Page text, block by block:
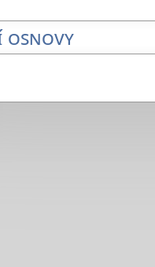
osnovy